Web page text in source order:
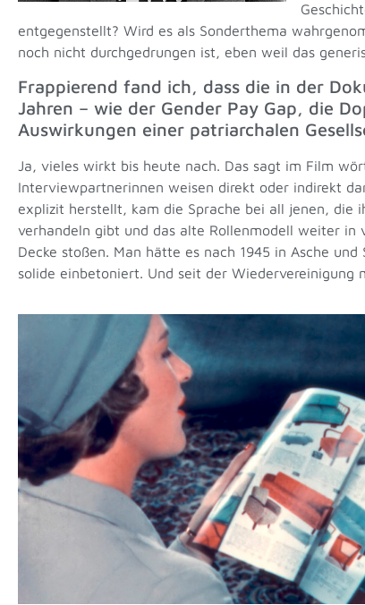
entgegenstellt? Wird es als Sonderthema
noch nicht durchgedrungen ist, eben weil das
Frappierend fand ich, dass die in der
Jahren – wie der Gender Pay Gap, die
Auswirkungen einer patriarchalen
Ja, vieles wirkt bis heute nach. Das sagt im Film
Interviewpartnerinnen weisen direkt oder indirekt
explizit herstellt, kam die Sprache bei all jenen, die
verhandeln gibt und das alte Rollenmodell weiter in
Decke stoßen. Man hätte es nach 1945 in Asche
solide einbetoniert. Und seit der Wiedervereinigung